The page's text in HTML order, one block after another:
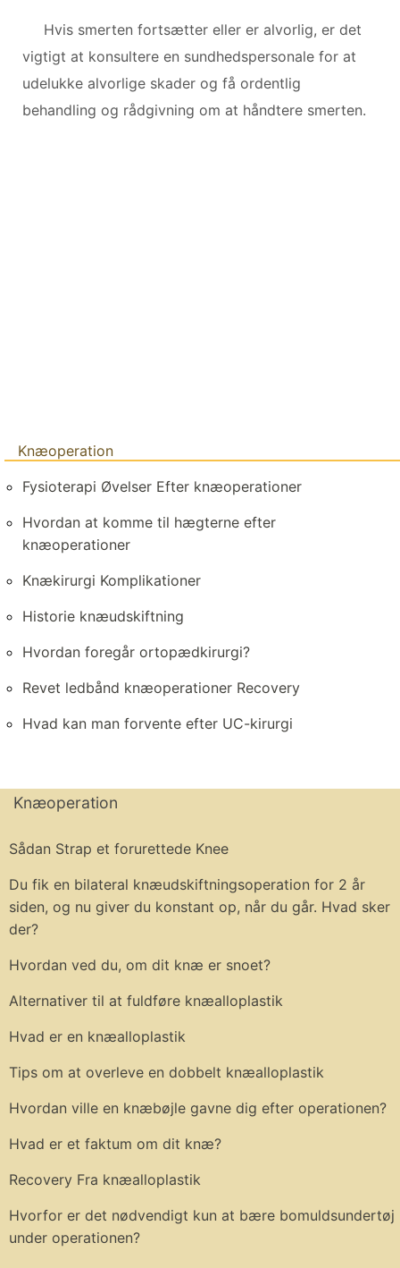
Hvis smerten fortsætter eller er alvorlig, er det
vigtigt at konsultere en sundhedspersonale for at
udelukke alvorlige skader og få ordentlig
behandling og rådgivning om at håndtere smerten.
Knæoperation
Fysioterapi Øvelser Efter knæoperationer
Hvordan at komme til hægterne efter
knæoperationer
Knækirurgi Komplikationer
Historie knæudskiftning
Hvordan foregår ortopædkirurgi?
Revet ledbånd knæoperationer Recovery
Hvad kan man forvente efter UC-kirurgi
Knæoperation
Sådan Strap et forurettede Knee
Du fik en bilateral knæudskiftningsoperation for 2 år
siden, og nu giver du konstant op, når du går. Hvad sker
der?
Hvordan ved du, om dit knæ er snoet?
Alternativer til at fuldføre knæalloplastik
Hvad er en knæalloplastik
Tips om at overleve en dobbelt knæalloplastik
Hvordan ville en knæbøjle gavne dig efter operationen?
Hvad er et faktum om dit knæ?
Recovery Fra knæalloplastik
Hvorfor er det nødvendigt kun at bære bomuldsundertøj
under operationen?